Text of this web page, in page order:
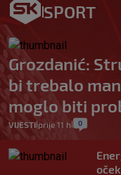
SPORT
Grozdanić:
bi trebalo
moglo biti
VIJESTI| prije 11 h 0